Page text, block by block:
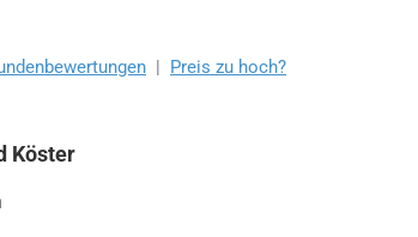
| Preis zu hoch?
Köster